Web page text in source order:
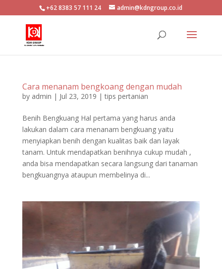
+62 8383 57 111 24 admin@kdngroup.co.id
Cara menanam bengkoang dengan mudah
by admin | Jul 23, 2019 |tips pertanian
Benih Bengkuang Hal pertama yang harus anda
lakukan dalam cara menanam bengkuang yaitu
menyiapkan benih dengan kualitas baik dan layak
tanam. Untuk mendapatkan benihnya cukup mudah ,
anda bisa mendapatkan secara langsung dari tanaman
bengkuangnya ataupun membelinya di...